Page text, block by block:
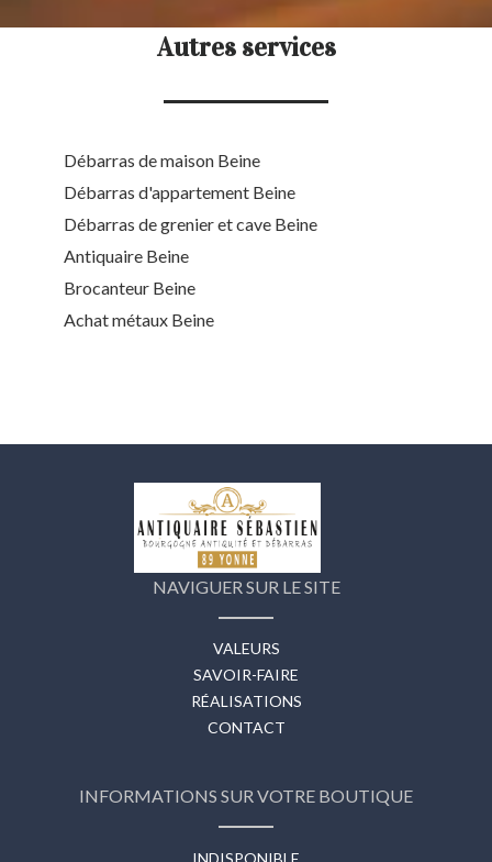
Autres services
Débarras de maison Beine
Débarras d'appartement Beine
Débarras de grenier et cave Beine
Antiquaire Beine
Brocanteur Beine
Achat métaux Beine
NAVIGUER SUR LE SITE
VALEURS
SAVOIR-FAIRE
RÉALISATIONS
CONTACT
INFORMATIONS SUR VOTRE BOUTIQUE
INDISPONIBLE